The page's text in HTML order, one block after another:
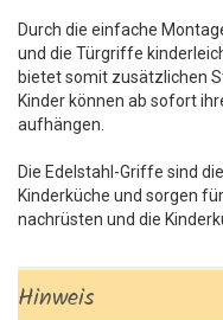
Durch die einfache
und die Türgriffe
bietet somit zusätzlichen
Kinder können ab sofort
aufhängen.
Die Edelstahl-Griffe sind
Kinderküche und sorgen
nachrüsten und die
Hinweis